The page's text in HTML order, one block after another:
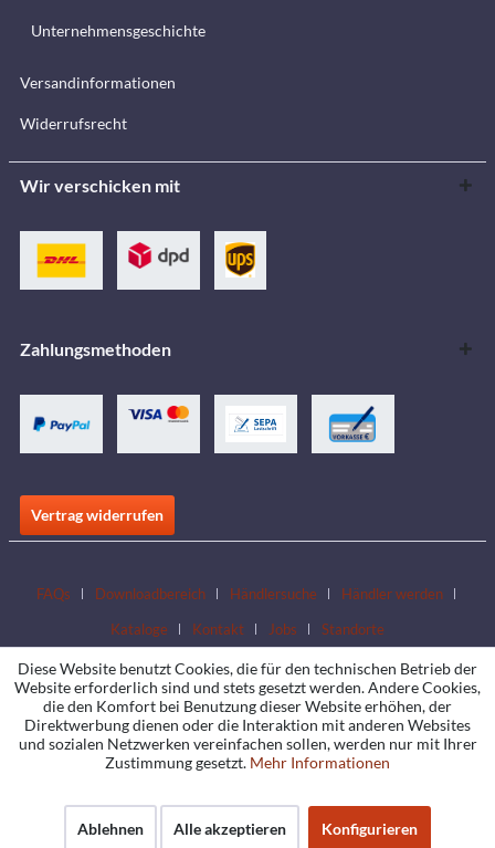
Unternehmensgeschichte
Versandinformationen
Widerrufsrecht
Wir verschicken mit
Zahlungsmethoden
Vertrag widerrufen
FAQs Downloadbereich Händlersuche
Händler werden
Kataloge
Kontakt Jobs Standorte
Diese Website benutzt Cookies, die für den technischen Betrieb der
Website erforderlich sind und stets gesetzt werden. Andere Cookies,
die den Komfort bei Benutzung dieser Website erhöhen, der
Direktwerbung dienen oder die Interaktion mit anderen Websites
und sozialen Netzwerken vereinfachen sollen, werden nur mit Ihrer
Zustimmung gesetzt. Mehr Informationen
Ablehnen Alle akzeptieren Konfigurieren